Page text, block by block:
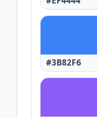
#3B82F6